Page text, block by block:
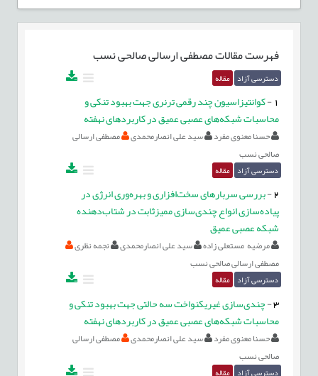
فهرست مقالاتمصطفی ارسالی صالحی نسب
دسترسی آزاد مقاله
-کوانتیزاسیون چند رقمی ترنری جهت بهبود تنکی و
محاسبات شبکه‌های عصبی عمیق در کاربردهای نهفته
حسنا معنوی مفرد سید علی انصارمحمدی
مصطفی ارسالی
صالحی نسب
دسترسی آزاد مقاله
2
-بررسی سربارهای سخت‌افزاری و بهره‌وری انرژی در
پیاده‌سازی انواع چندی‌سازی ممیزثابت در شتاب‌دهنده
شبکه عصبی عمیق
مرضیه مستعلی زاده سید علی انصارمحمدی
نجمه نظری
مصطفی ارسالی صالحی نسب
دسترسی آزاد مقاله
3
-چندی‌سازی غیریکنواخت سه حالتی جهت بهبود تنکی و
محاسبات شبکه‌های عصبی عمیق در کاربردهای نهفته
حسنا معنوی مفرد سید علی انصارمحمدی
مصطفی ارسالی
صالحی نسب
دسترسی آزاد مقاله